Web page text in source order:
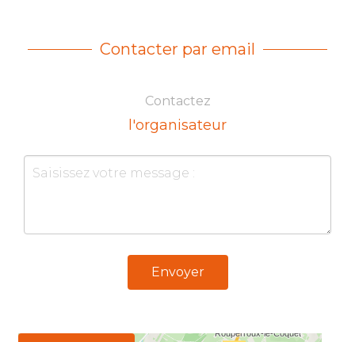
Contacter par email
Contactez
l'organisateur
Envoyer